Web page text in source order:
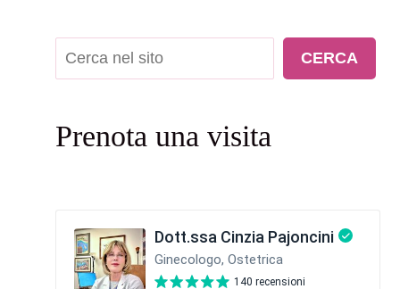
Cerca CERCA
Prenota una visita